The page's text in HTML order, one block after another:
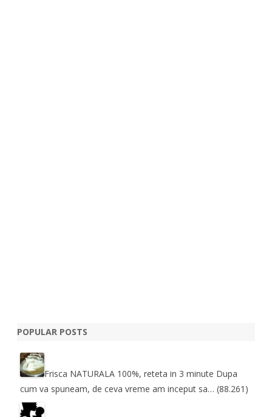
POPULAR POSTS
Frisca NATURALA 100%, reteta in 3 minute Dupa
cum va spuneam, de ceva vreme am inceput sa… (88.261)